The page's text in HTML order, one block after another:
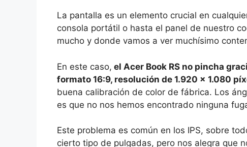
La pantalla es un elemento crucial en
consola portátil o hasta el panel de nuestro
mucho y donde vamos a ver muchísimo
En este caso, el Acer Book RS no pincha
formato 16:9, resolución de 1.920 x 1.080
buena calibración de color de fábrica. Los
es que no nos hemos encontrado ninguna
Este problema es común en los IPS, sobre
cierto tipo de pulgadas, pero nos alegra que